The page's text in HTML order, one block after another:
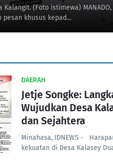
(Foto istimewa)
pesan khusus kepad…
DAERAH
Jetje Songke:
Wujudkan Desa
dan Sejahtera
Minahasa, IDNEWS -
kekuatan di Desa Kalasey